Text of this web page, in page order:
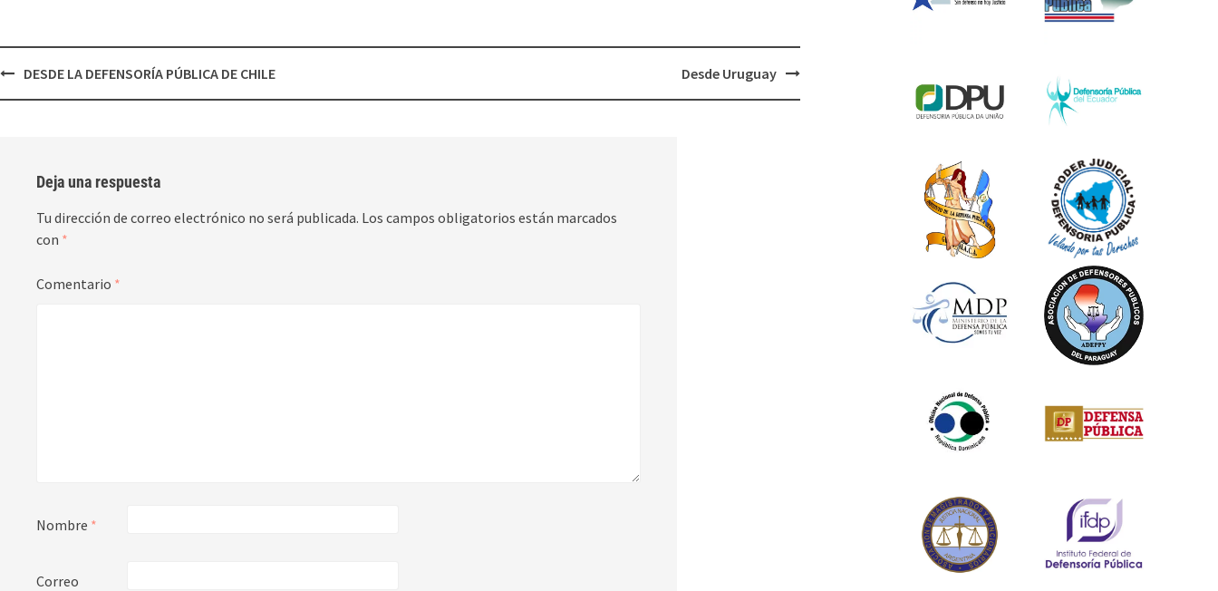
DESDE LA DEFENSORÍA PÚBLICA DE CHILE Desde Uruguay
Deja una respuesta
Tu dirección de correo electrónico no será publicada. Los campos obligatorios están marcados
con *
Comentario *
Nombre *
Correo